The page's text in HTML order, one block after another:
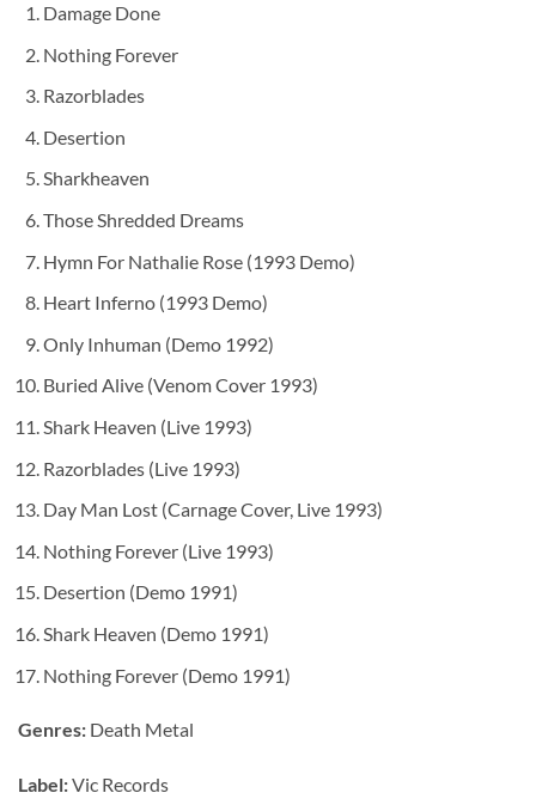
Damage Done
Nothing Forever
Razorblades
Desertion
Sharkheaven
Those Shredded Dreams
Hymn For Nathalie Rose (1993 Demo)
Heart Inferno (1993 Demo)
Only Inhuman (Demo 1992)
Buried Alive (Venom Cover 1993)
Shark Heaven (Live 1993)
Razorblades (Live 1993)
Day Man Lost (Carnage Cover, Live 1993)
Nothing Forever (Live 1993)
Desertion (Demo 1991)
Shark Heaven (Demo 1991)
Nothing Forever (Demo 1991)
Genres: Death Metal
Label:Vic Records